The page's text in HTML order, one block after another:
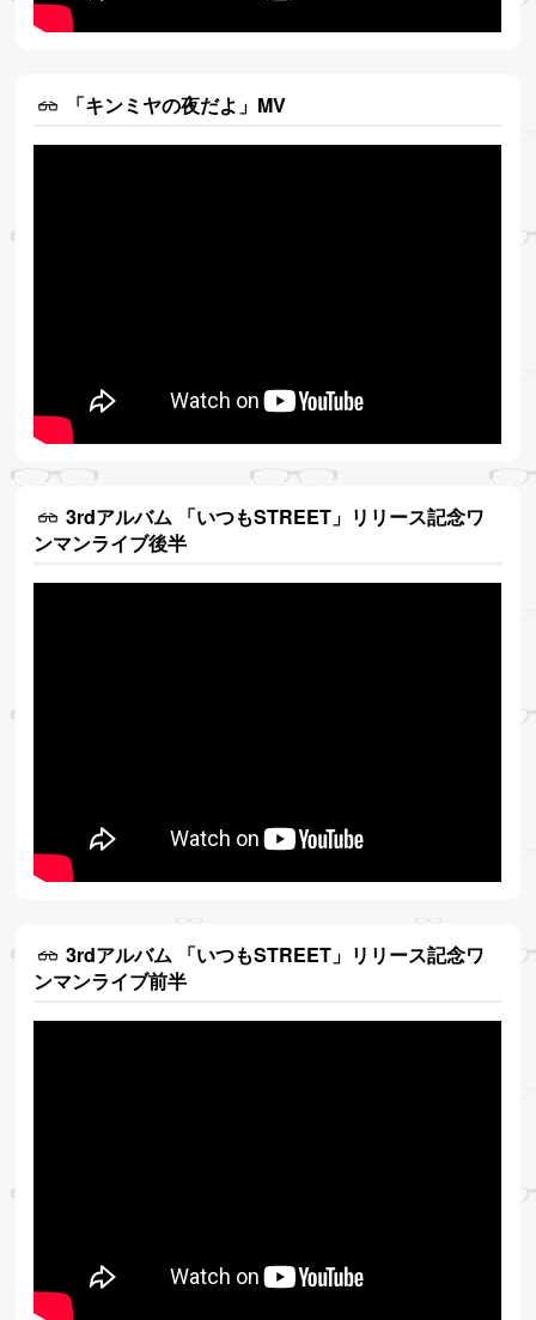
「キンミヤの夜だよ」MV
3rdアルバム 「いつもSTREET」リリース記念ワ
ンマンライブ後半
3rdアルバム 「いつもSTREET」リリース記念ワ
ンマンライブ前半